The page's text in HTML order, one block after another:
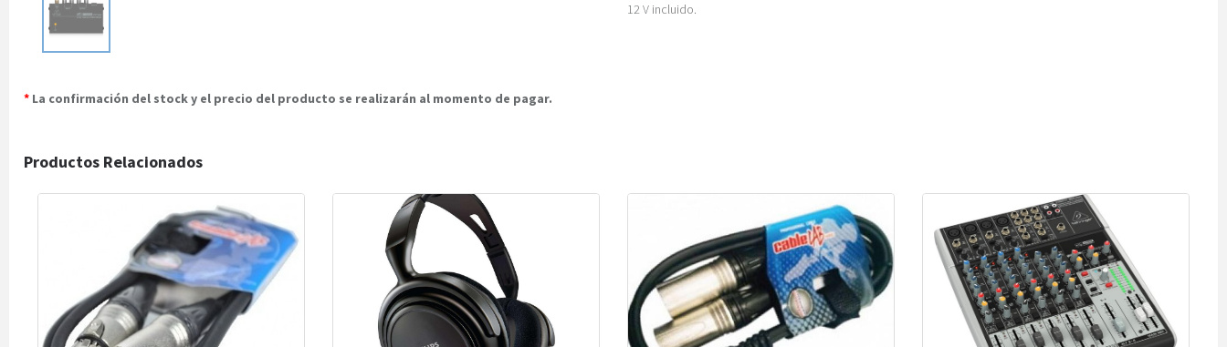
12 V incluido.
* La confirmación del stock y el precio del producto se realizarán al momento de pagar.
Productos Relacionados